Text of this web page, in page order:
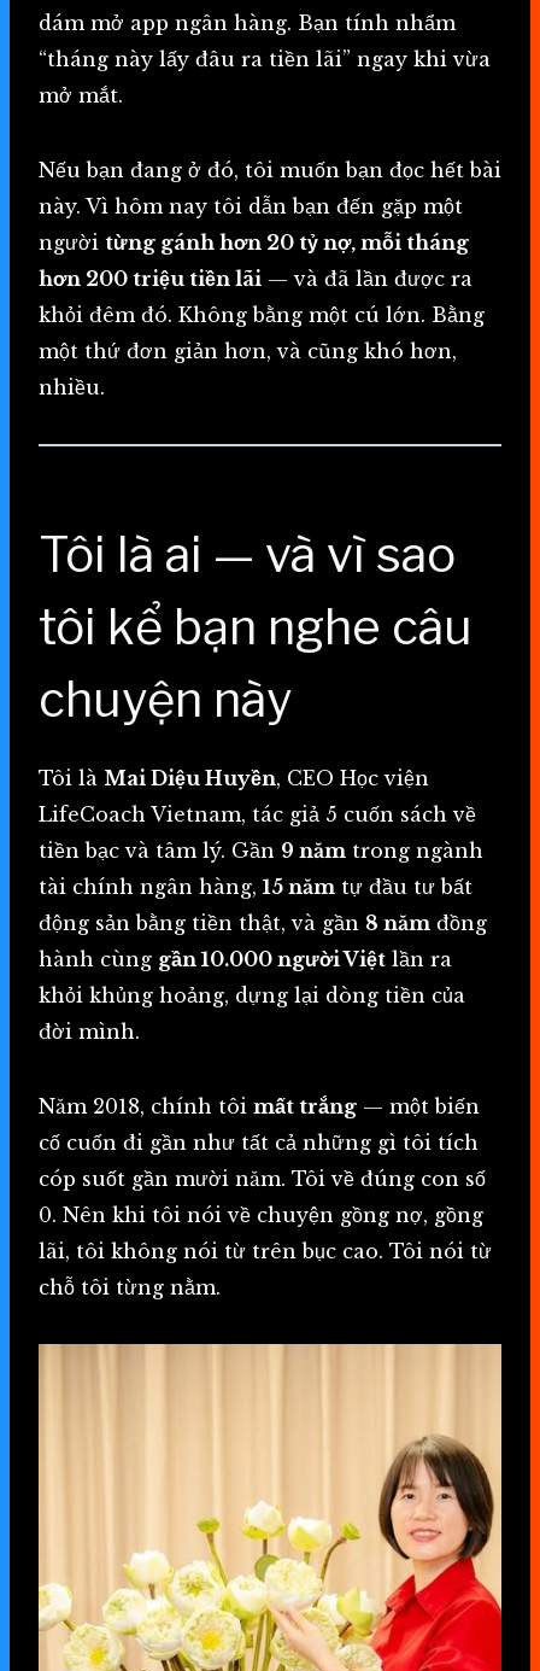
dám mở app ngân hàng. Bạn tính nhẩm
“tháng này lấy đâu ra tiền lãi” ngay khi vừa
mở mắt.
Nếu bạn đang ở đó, tôi muốn bạn đọc hết bài
này. Vì hôm nay tôi dẫn bạn đến gặp một
người từng gánh hơn 20 tỷ nợ, mỗi tháng
hơn 200 triệu tiền lãi — và đã lần được ra
khỏi đêm đó. Không bằng một cú lớn. Bằng
một thứ đơn giản hơn, và cũng khó hơn,
nhiều.
Tôi là ai — và vì sao
tôi kể bạn nghe câu
chuyện này
Tôi là Mai Diệu Huyền, CEO Học viện
LifeCoach Vietnam, tác giả 5 cuốn sách về
tiền bạc và tâm lý. Gần 9 năm trong ngành
tài chính ngân hàng, 15 năm tự đầu tư bất
động sản bằng tiền thật, và gần 8 năm đồng
hành cùng gần 10.000 người Việt lần ra
khỏi khủng hoảng, dựng lại dòng tiền của
đời mình.
Năm 2018, chính tôi mất trắng — một biến
cố cuốn đi gần như tất cả những gì tôi tích
cóp suốt gần mười năm. Tôi về đúng con số
0. Nên khi tôi nói về chuyện gồng nợ, gồng
lãi, tôi không nói từ trên bục cao. Tôi nói từ
chỗ tôi từng nằm.